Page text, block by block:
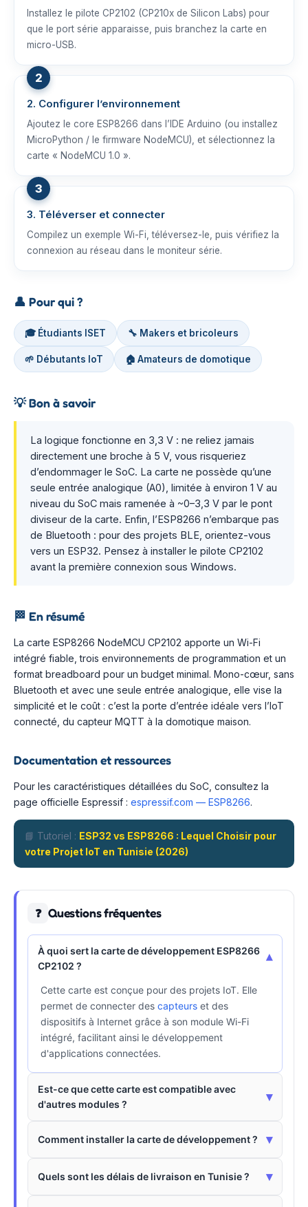
Installez le pilote CP2102 (CP210x de Silicon Labs) pour
que le port série apparaisse, puis branchez la carte en
micro-USB.
2. Configurer l’environnement
Ajoutez le core ESP8266 dans l’IDE Arduino (ou installez
MicroPython / le firmware NodeMCU), et sélectionnez la
carte « NodeMCU 1.0 ».
3. Téléverser et connecter
Compilez un exemple Wi-Fi, téléversez-le, puis vérifiez la
connexion au réseau dans le moniteur série.
👤 Pour qui ?
🎓 Étudiants ISET 🔧 Makers et bricoleurs
🌱 Débutants IoT 🏠 Amateurs de domotique
💡Bon à savoir
La logique fonctionne en 3,3 V : ne reliez jamais
directement une broche à 5 V, vous risqueriez
d’endommager le SoC. La carte ne possède qu’une
seule entrée analogique (A0), limitée à environ 1 V au
niveau du SoC mais ramenée à ~0–3,3 V par le pont
diviseur de la carte. Enfin, l’ESP8266 n’embarque pas
de Bluetooth : pour des projets BLE, orientez-vous
vers un ESP32. Pensez à installer le pilote CP2102
avant la première connexion sous Windows.
🏁 En résumé
La carte ESP8266 NodeMCU CP2102 apporte un Wi-Fi
intégré fiable, trois environnements de programmation et un
format breadboard pour un budget minimal. Mono-cœur, sans
Bluetooth et avec une seule entrée analogique, elle vise la
simplicité et le coût : c’est la porte d’entrée idéale vers l’IoT
connecté, du capteur MQTT à la domotique maison.
Documentation et ressources
Pour les caractéristiques détaillées du SoC, consultez la
page officielle Espressif : espressif.com — ESP8266.
📘 Tutoriel : ESP32 vs ESP8266 : Lequel Choisir pour
votre Projet IoT en Tunisie (2026)
❓ Questions fréquentes
À quoi sert la carte de développement ESP8266
CP2102 ?
▾
Cette carte est conçue pour des projets IoT. Elle
permet de connecter des capteurs et des
dispositifs à Internet grâce à son module Wi-Fi
intégré, facilitant ainsi le développement
d'applications connectées.
Est-ce que cette carte est compatible avec
d'autres modules ?
▾
Comment installer la carte de développement ? ▾
Quels sont les délais de livraison en Tunisie ? ▾